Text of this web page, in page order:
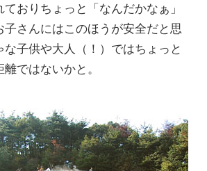
おりちょっと「なんだかなぁ」
子さんにはこのほうが安全だと思
な子供や大人（！）ではちょっと
ではないかと。